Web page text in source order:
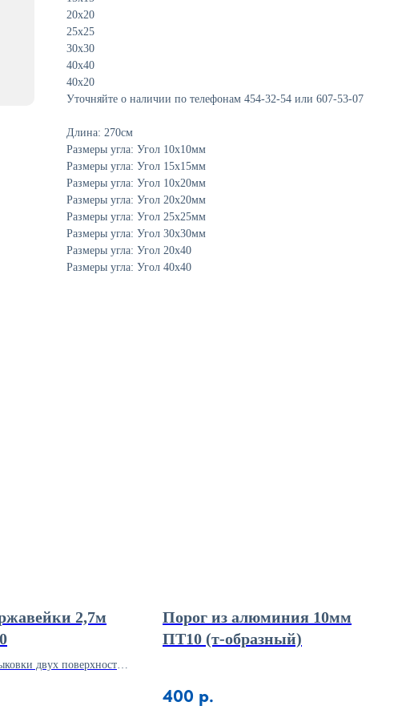
20х20
25х25
30х30
40х40
40х20
Уточняйте о наличии по телефонам 454-32-54 или 607-53-07
Длина: 270см
Размеры угла: Угол 10х10мм
Размеры угла: Угол 15х15мм
Размеры угла: Угол 10х20мм
Размеры угла: Угол 20х20мм
Размеры угла: Угол 25х25мм
Размеры угла: Угол 30х30мм
Размеры угла: Угол 20х40
Размеры угла: Угол 40х40
2,7м
двух поверхностей
Порог из алюминия 10мм
ПТ10 (т-образный)
400 р.